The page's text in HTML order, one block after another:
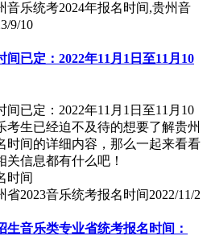
音乐统考2024年报名时间,贵州音
9/10
已定：2022年11月1日至11月10
已定：2022年11月1日至11月10
考生已经迫不及待的想要了解贵州
时间的详细内容，那么一起来看看
信息都有什么吧！
省2023音乐统考报名时间2022/11/2
生音乐类专业省统考报名时间：